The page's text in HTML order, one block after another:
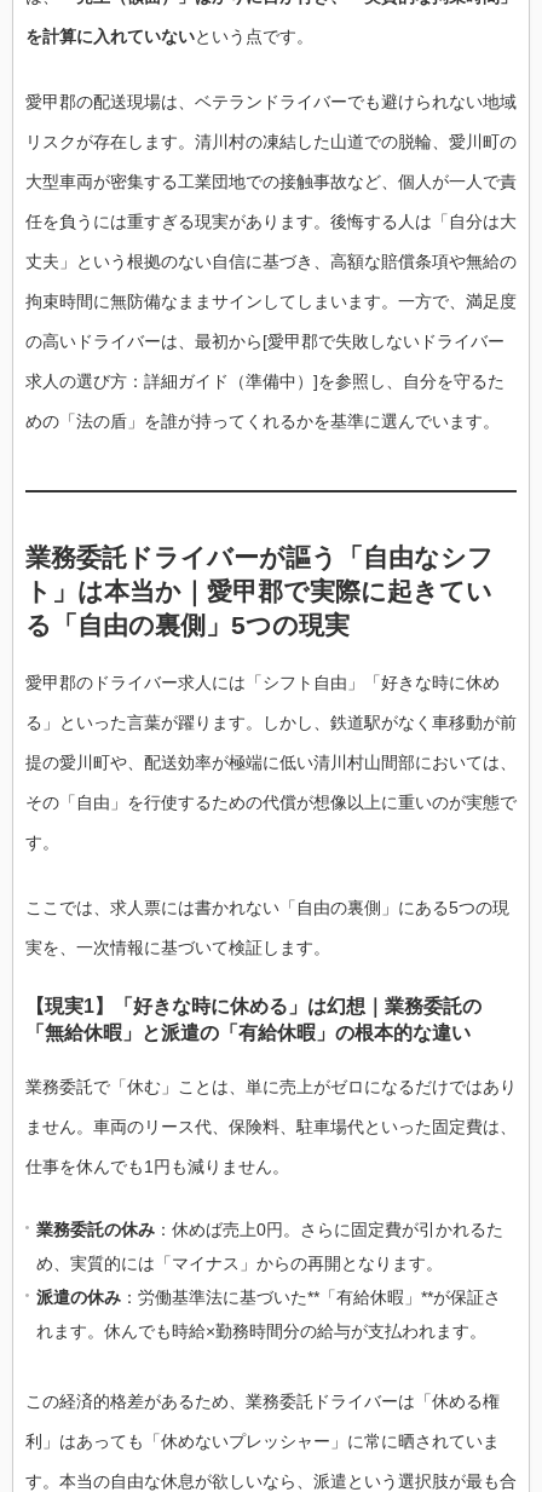
を計算に入れていないという点です。
愛甲郡の配送現場は、ベテランドライバーでも避けられない地域
リスクが存在します。清川村の凍結した山道での脱輪、愛川町の
大型車両が密集する工業団地での接触事故など、個人が一人で責
任を負うには重すぎる現実があります。後悔する人は「自分は大
丈夫」という根拠のない自信に基づき、高額な賠償条項や無給の
拘束時間に無防備なままサインしてしまいます。一方で、満足度
の高いドライバーは、最初から[愛甲郡で失敗しないドライバー
求人の選び方：詳細ガイド（準備中）]を参照し、自分を守るた
めの「法の盾」を誰が持ってくれるかを基準に選んでいます。
業務委託ドライバーが謳う「自由なシフ
ト」は本当か｜愛甲郡で実際に起きてい
る「自由の裏側」5つの現実
愛甲郡のドライバー求人には「シフト自由」「好きな時に休め
る」といった言葉が躍ります。しかし、鉄道駅がなく車移動が前
提の愛川町や、配送効率が極端に低い清川村山間部においては、
その「自由」を行使するための代償が想像以上に重いのが実態で
す。
ここでは、求人票には書かれない「自由の裏側」にある5つの現
実を、一次情報に基づいて検証します。
【現実1】「好きな時に休める」は幻想｜業務委託の
「無給休暇」と派遣の「有給休暇」の根本的な違い
業務委託で「休む」ことは、単に売上がゼロになるだけではあり
ません。車両のリース代、保険料、駐車場代といった固定費は、
仕事を休んでも1円も減りません。
業務委託の休み ：休めば売上0円。さらに固定費が引かれるた
め、実質的には「マイナス」からの再開となります。
派遣の休み ：労働基準法に基づいた**「有給休暇」**が保証さ
れます。休んでも時給×勤務時間分の給与が支払われます。
この経済的格差があるため、業務委託ドライバーは「休める権
利」はあっても「休めないプレッシャー」に常に晒されていま
す。本当の自由な休息が欲しいなら、派遣という選択肢が最も合